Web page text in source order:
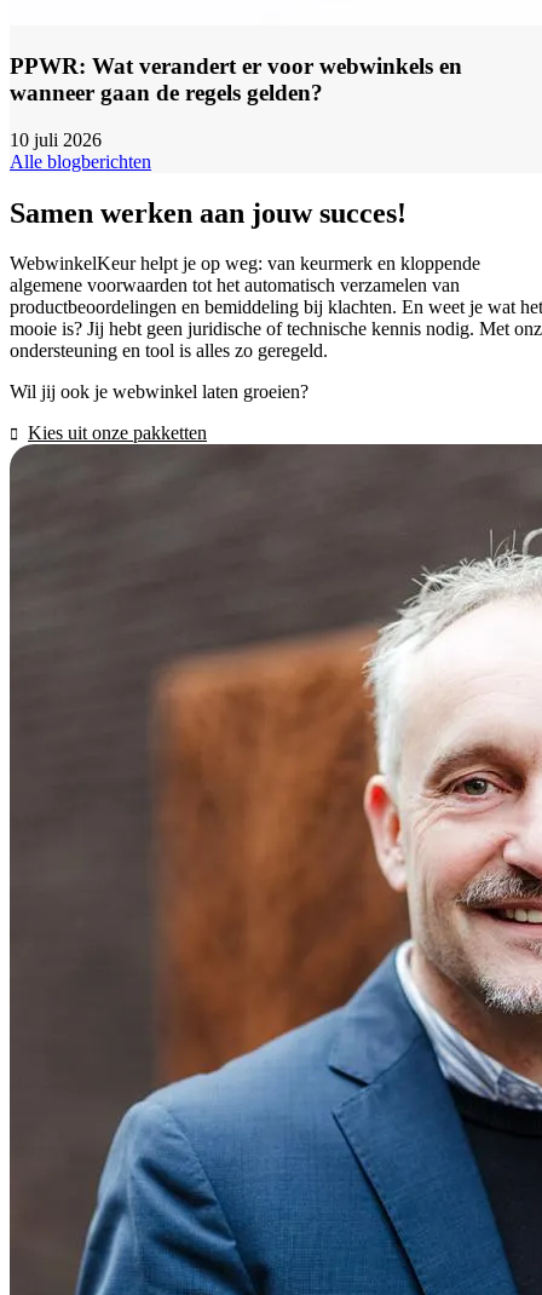
PPWR: Wat verandert er voor webwinkels en
wanneer gaan de regels gelden?
10 juli 2026
Alle blogberichten
Samen werken aan jouw succes!
WebwinkelKeur helpt je op weg: van keurmerk en kloppende
algemene voorwaarden tot het automatisch verzamelen van
productbeoordelingen en bemiddeling bij klachten. En weet je wat het
mooie is? Jij hebt geen juridische of technische kennis nodig. Met
ondersteuning en tool is alles zo geregeld.
Wil jij ook je webwinkel laten groeien?
Kies uit onze pakketten